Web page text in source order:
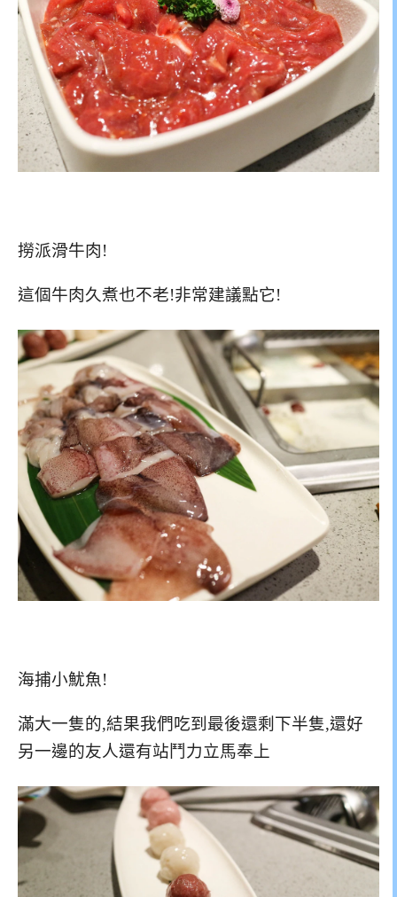
撈派滑牛肉!
這個牛肉久煮也不老!非常建議點它!
海捕小魷魚!
滿大一隻的,結果我們吃到最後還剩下半隻,還好
另一邊的友人還有站鬥力立馬奉上